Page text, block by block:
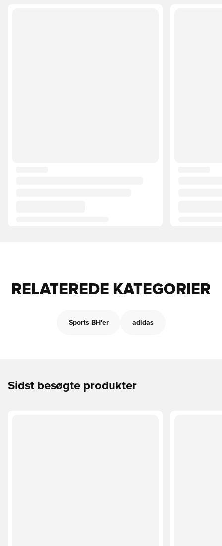
RELATEREDE KATEGORIER
Sports BH'er adidas
Sidst besøgte produkter